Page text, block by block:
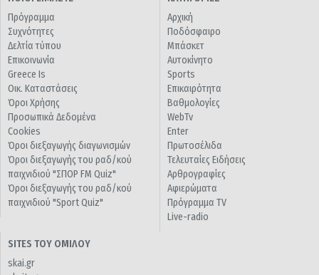
Πρόγραμμα
Συχνότητες
Δελτία τύπου
Επικοινωνία
Greece Is
Οικ. Καταστάσεις
Όροι Χρήσης
Προσωπικά Δεδομένα
Cookies
Όροι διεξαγωγής διαγωνισμών
Όροι διεξαγωγής του ραδ/κού
παιχνιδιού "ΣΠΟΡ FM Quiz"
Όροι διεξαγωγής του ραδ/κού
παιχνιδιού "Sport Quiz"
Αρχική
Ποδόσφαιρο
Μπάσκετ
Αυτοκίνητο
Sports
Επικαιρότητα
Βαθμολογίες
WebTv
Enter
Πρωτοσέλιδα
Τελευταίες Ειδήσεις
Αρθρογραφίες
Αφιερώματα
Πρόγραμμα TV
Live-radio
SITES ΤΟΥ ΟΜΙΛΟΥ
skai.gr